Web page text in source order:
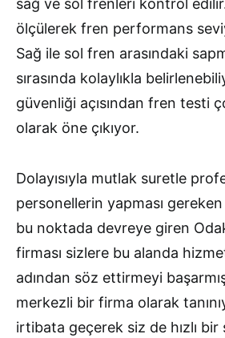
ölçülerek fren performans
Sağ ile sol fren arasındaki
sırasında kolaylıkla
güvenliği açısından fren testi
olarak öne çıkıyor.
Dolayısıyla mutlak suretle
personellerin yapması
bu noktada devreye giren
firması sizlere bu alanda
adından söz ettirmeyi
merkezli bir firma olarak
irtibata geçerek siz de hızlı